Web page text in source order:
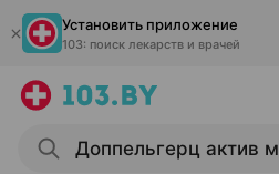
Установить приложение
103: поиск лекарств и врачей